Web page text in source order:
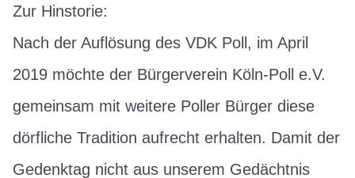
Zur Hinstorie:
Nach der Auflösung des VDK Poll, im April
2019 möchte der Bürgerverein Köln-Poll e.V.
gemeinsam mit weitere Poller Bürger diese
dörfliche Tradition aufrecht erhalten. Damit der
Gedenktag nicht aus unserem Gedächtnis